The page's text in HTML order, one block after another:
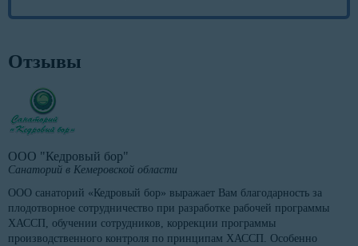
Отзывы
ООО "Кедровый бор"
Санаторий в Кемеровской области
ООО санаторий «Кедровый бор» выражает Вам благодарность за
плодотворное сотрудничество при разработке рабочей программы
ХАССП, обучении сотрудников, коррекции программы
производственного контроля по принципам ХАССП. Особенно